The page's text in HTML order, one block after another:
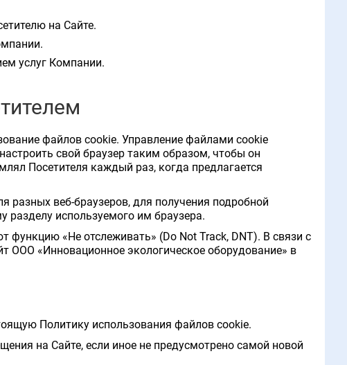
на Сайте.
услуг Компании.
файлов cookie. Управление файлами cookie
свой браузер таким образом, чтобы он
Посетителя каждый раз, когда предлагается
разных веб-браузеров, для получения подробной
разделу используемого им браузера.
функцию «Не отслеживать» (Do Not Track, DNT). В связи с
ООО «Инновационное экологическое оборудование» в
Политику использования файлов cookie.
на Сайте, если иное не предусмотрено самой новой